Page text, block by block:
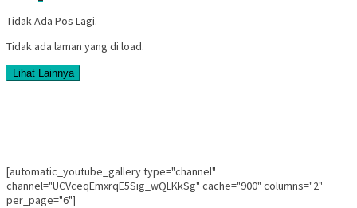
Tidak Ada Pos Lagi.
Tidak ada laman yang di load.
Lihat Lainnya
[automatic_youtube_gallery type="channel"
channel="UCVceqEmxrqE5Sig_wQLKkSg" cache="900" columns="2"
per_page="6"]